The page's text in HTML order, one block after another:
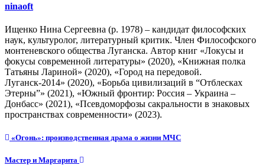
ninaoft
Ищенко Нина Сергеевна (р. 1978) – кандидат философских
наук, культуролог, литературный критик. Член Философского
монтеневского общества Луганска. Автор книг «Локусы и
фокусы современной литературы» (2020), «Книжная полка
Татьяны Лариной» (2020), «Город на передовой.
Луганск-2014» (2020), «Борьба цивилизаций в “Отблесках
Этерны”» (2021), «Южный фронтир: Россия – Украина –
Донбасс» (2021), «Псевдоморфозы сакральности в знаковых
пространствах современности» (2023).
Навигация
по
«Огонь»: производственная драма о жизни МЧС
Мастер и Маргарита